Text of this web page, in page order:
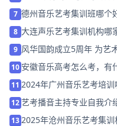
7 德州音乐艺考集训班哪个
8 大连声乐艺考集训机构哪
9 风华国韵成立5周年 为艺
10 安徽音乐高考怎么考，有
11 2024年广州音乐艺考培训
12艺考播音主持专业自我介
13 2025年沧州音乐艺考集训